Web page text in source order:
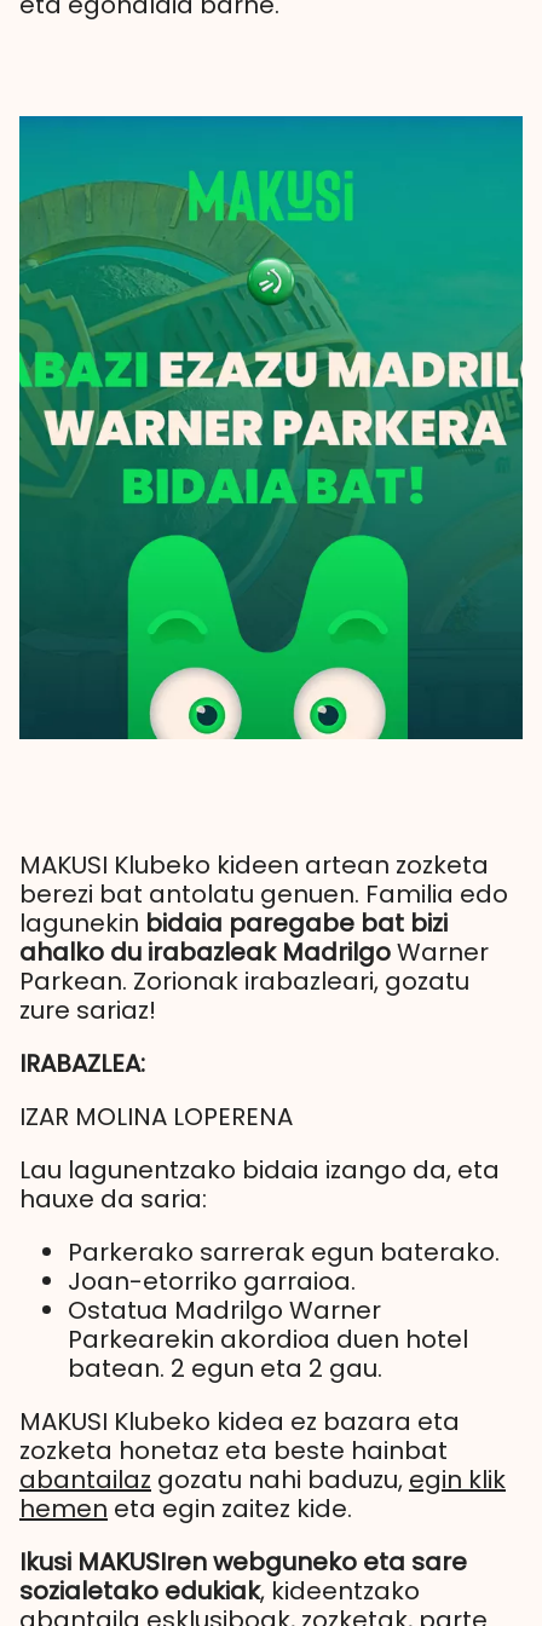
MAKUSI Klubeko kideen artean zozketa
berezi bat antolatu genuen. Familia edo
lagunekin bidaia paregabe bat bizi
ahalko du irabazleak MadrilgoWarner
Parkean. Zorionak irabazleari, gozatu
zure sariaz!
IRABAZLEA:
IZAR MOLINA LOPERENA
Lau lagunentzako bidaia izango da, eta
hauxe da saria:
Parkerako sarrerak egun baterako.
Joan-etorriko garraioa.
Ostatua Madrilgo Warner
Parkearekin akordioa duen hotel
batean. 2 egun eta 2 gau.
MAKUSI Klubeko kidea ez bazara eta
zozketa honetaz eta beste hainbat
abantailaz gozatu nahi baduzu, egin klik
hemen eta egin zaitez kide.
Ikusi MAKUSIren webguneko eta sare
sozialetako edukiak, kideentzako